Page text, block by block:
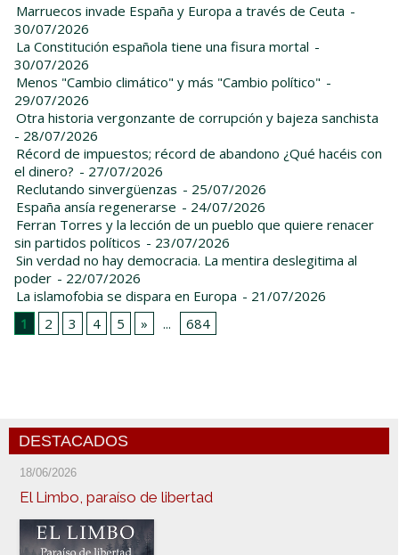
Marruecos invade España y Europa a través de Ceuta -
30/07/2026
La Constitución española tiene una fisura mortal -
30/07/2026
Menos "Cambio climático" y más "Cambio político" -
29/07/2026
Otra historia vergonzante de corrupción y bajeza sanchista
- 28/07/2026
Récord de impuestos; récord de abandono ¿Qué hacéis con
el dinero? - 27/07/2026
Reclutando sinvergüenzas - 25/07/2026
España ansía regenerarse - 24/07/2026
Ferran Torres y la lección de un pueblo que quiere renacer
sin partidos políticos - 23/07/2026
Sin verdad no hay democracia. La mentira deslegitima al
poder - 22/07/2026
La islamofobia se dispara en Europa - 21/07/2026
1
2 3 4 5 » ... 684
DESTACADOS
18/06/2026
El Limbo, paraíso de libertad